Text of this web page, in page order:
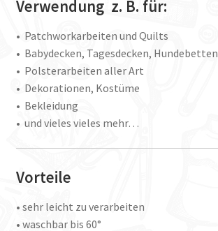
Verwendung z. B. für:
• Patchworkarbeiten und Quilts
• Babydecken, Tagesdecken, Hundebetten
• Polsterarbeiten aller Art
• Dekorationen, Kostüme
• Bekleidung
• und vieles vieles mehr…
Vorteile
• sehr leicht zu verarbeiten
• waschbar bis 60°